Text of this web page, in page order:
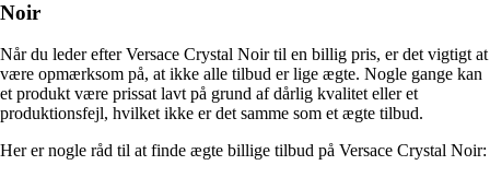
Noir
Når du leder efter Versace Crystal Noir til en billig pris, er det vigtigt at
være opmærksom på, at ikke alle tilbud er lige ægte. Nogle gange kan
et produkt være prissat lavt på grund af dårlig kvalitet eller et
produktionsfejl, hvilket ikke er det samme som et ægte tilbud.
Her er nogle råd til at finde ægte billige tilbud på Versace Crystal Noir: